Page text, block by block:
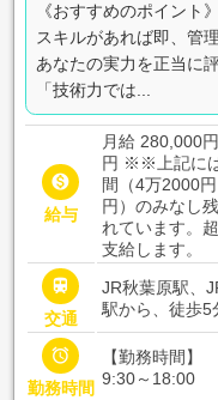
《おすすめのポイント》
スキルがあれば即、管
あなたの実力を正当に
「技術力では...

給与
月給 280,000
円 ※※上記に
間（4万2000
円）のみなし
れています。
支給します。

交通
JR秋葉原駅、
駅から、徒歩5

勤務時間
【勤務時間】
9:30～18:00